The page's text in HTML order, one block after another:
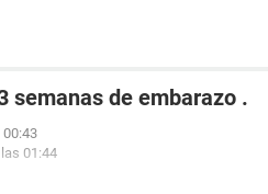
semanas de embarazo .
00:43
01:44